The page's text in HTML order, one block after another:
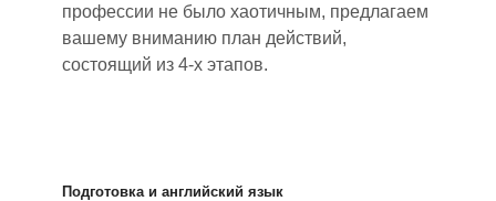
профессии не было хаотичным, предлагаем
вашему вниманию план действий,
состоящий из 4-х этапов.
Подготовка и английский язык